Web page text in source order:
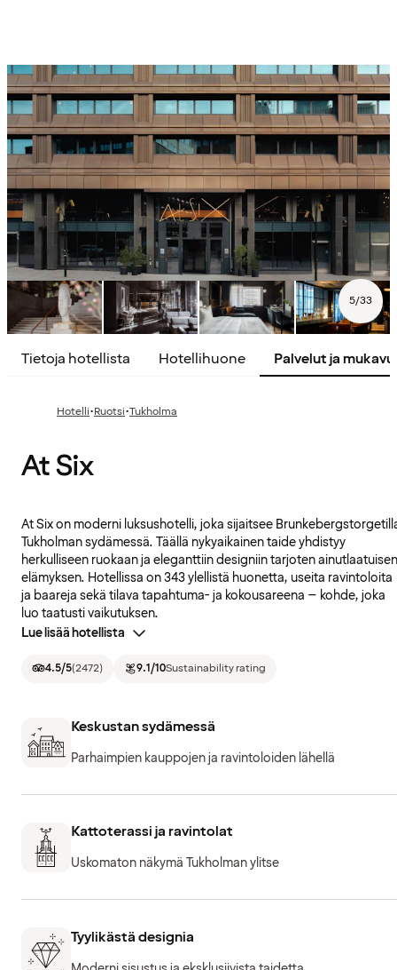
5/33
Tietoja hotellista Hotellihuone Palvelut ja
Hotelli·Ruotsi·Tukholma
At Six
At Six on moderni luksushotelli, joka sijaitsee
Tukholman sydämessä. Täällä nykyaikainen taide yhdistyy
herkulliseen ruokaan ja eleganttiin designiin tarjoten ainutlaatuisen
elämyksen. Hotellissa on 343 ylellistä huonetta, useita ravintoloita
ja baareja sekä tilava tapahtuma- ja kokousareena – kohde, joka
luo taatusti vaikutuksen.
Lue lisää hotellista
4.5/5(2472) 9.1/10Sustainability rating
Keskustan sydämessä
Parhaimpien kauppojen ja ravintoloiden lähellä
Kattoterassi ja ravintolat
Uskomaton näkymä Tukholman ylitse
Tyylikästä designia